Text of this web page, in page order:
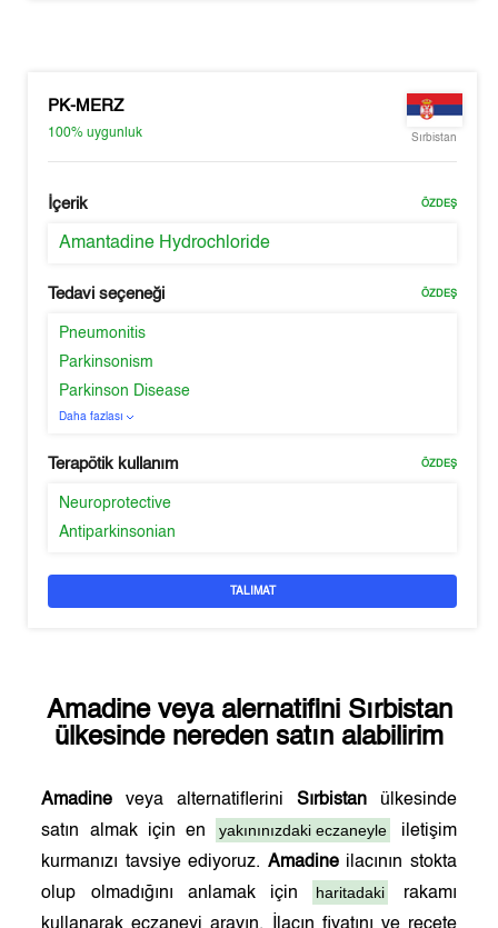
PK-MERZ
100%uygunluk Sırbistan
İçerik ÖZDEŞ
Amantadine Hydrochloride
Tedavi seçeneği ÖZDEŞ
Pneumonitis
Parkinsonism
Parkinson Disease
Daha fazlası
Terapötik kullanım ÖZDEŞ
Neuroprotective
Antiparkinsonian
TALIMAT
Amadineveya alernatifini Sırbistan
ülkesinde nereden satın alabilirim
Amadine veya alternatiflerini Sırbistanülkesinde
satın almak için en
yakınınızdaki eczaneyle
iletişim
kurmanızı tavsiye ediyoruz. Amadineilacının stokta
olup olmadığını anlamak için
haritadaki
rakamı